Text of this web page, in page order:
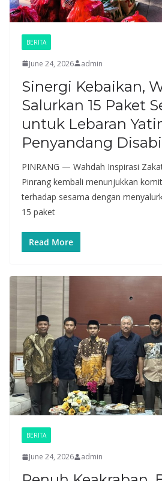
BERITA
June 24, 2026 admin
Sinergi Kebaikan,
Salurkan 15 Paket
untuk Lebaran
Penyandang
PINRANG — Wahdah Inspirasi
Pinrang kembali menunjukkan
terhadap sesama dengan
15 paket
Read More
BERITA
June 24, 2026 admin